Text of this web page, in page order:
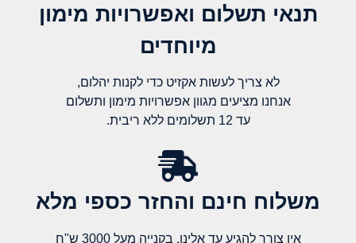
תנאי תשלום ואפשרויות מימון
מיוחדים
לא צריך לעשות אקזיט כדי לקנות יהלום,
אנחנו מציעים מגוון אפשרויות מימון ותשלום
עד 12 תשלומים ללא ריבית.
משלוח חינם והחזר כספי מלא​
אין צורך להגיע עד אלינו, בקנייה מעל 3000 ש"ח